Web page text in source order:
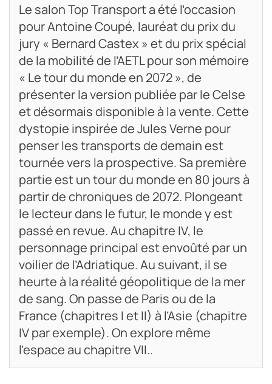
Le salon Top Transport a été l’occasion
pour Antoine Coupé, lauréat du prix du
jury « Bernard Castex » et du prix spécial
de la mobilité de l’AETL pour son mémoire
« Le tour du monde en 2072 », de
présenter la version publiée par le Celse
et désormais disponible à la vente. Cette
dystopie inspirée de Jules Verne pour
penser les transports de demain est
tournée vers la prospective. Sa première
partie est un tour du monde en 80 jours à
partir de chroniques de 2072. Plongeant
le lecteur dans le futur, le monde y est
passé en revue. Au chapitre IV, le
personnage principal est envoûté par un
voilier de l’Adriatique. Au suivant, il se
heurte à la réalité géopolitique de la mer
de sang. On passe de Paris ou de la
France (chapitres I et II) à l’Asie (chapitre
IV par exemple). On explore même
l’espace au chapitre VII..